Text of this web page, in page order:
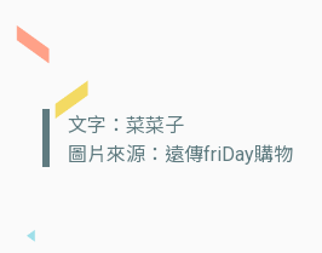
文字：菜菜子
圖片來源：遠傳friDay購物